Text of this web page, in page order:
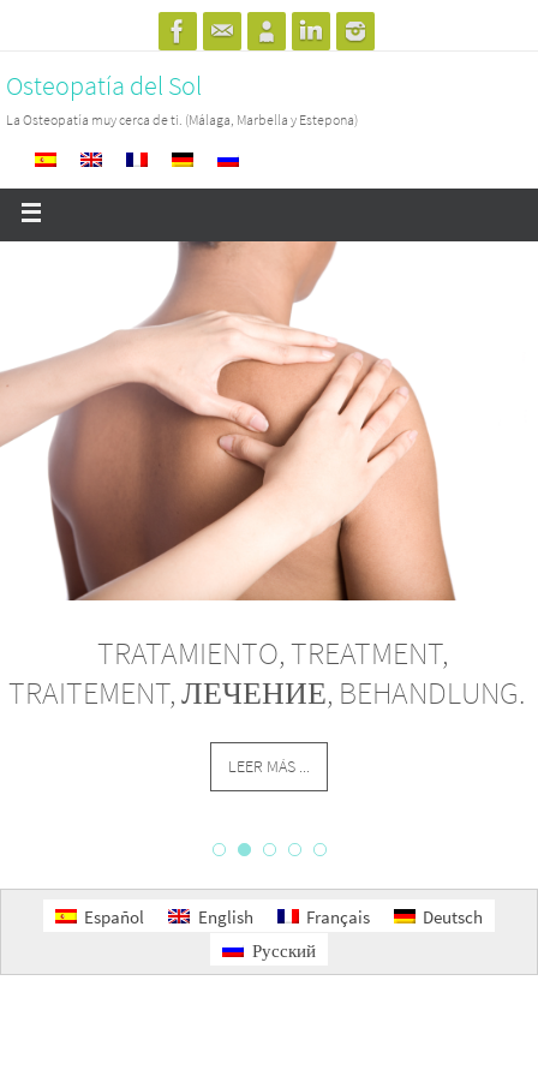
Osteopatía del Sol
La Osteopatía muy cerca de ti. (Málaga, Marbella y Estepona)
TRATAMIENTO, TREATMENT,
TRAITEMENT, ЛЕЧЕНИЕ, BEHANDLUNG.
LEER MÁS ...
Español English Français
Deutsch
Русский